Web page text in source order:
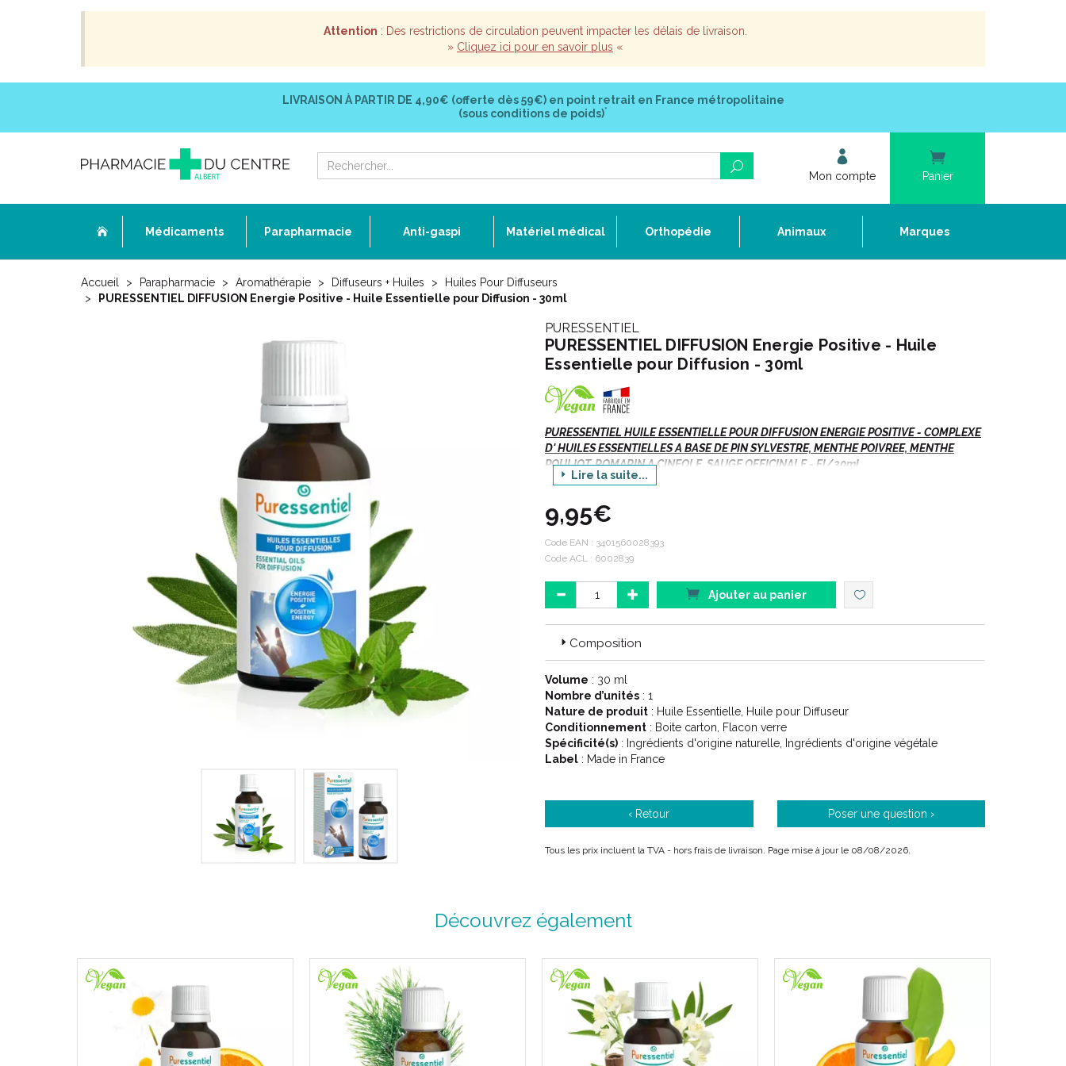
Attention : Des restrictions de circulation peuvent impacter les délais de livraison.
» Cliquez ici pour en savoir plus «
LIVRAISON À PARTIR DE 4,90€ (offerte dès 59€) en point retrait en France métropolitaine
(sous conditions de poids)*
Mon compte Panier
Médicaments Parapharmacie Anti-gaspi Matériel médical Orthopédie Animaux Marques
Accueil Parapharmacie Aromathérapie Diffuseurs + Huiles
Huiles Pour Diffuseurs
PURESSENTIEL DIFFUSION Energie Positive - Huile Essentielle pour Diffusion - 30ml
PURESSENTIEL
PURESSENTIEL DIFFUSION Energie Positive - Huile
Essentielle pour Diffusion - 30ml
PURESSENTIEL HUILE ESSENTIELLE POUR DIFFUSION ENERGIE POSITIVE - COMPLEXE
D' HUILES ESSENTIELLES A BASE DE PIN SYLVESTRE, MENTHE POIVREE, MENTHE
POULIOT, ROMARIN A CINEOLE, SAUGE OFFICINALE - Fl/30ml
Botaniquement et Biochimiquement Définie) :
100% PURES.
100% NATURELLES.
Description :
Complexe d' huiles essentielles pour diffusion à base de 5 Huiles essentielles (Pin
Sylvestre, Menthe poivrée, Menthe pouliot, Romarin à cinéole, Sauge officinale) aux
vertus tonifiantes et ressourçantes, pour retrouver verticalité et recentrage, puiser
une énergie nouvelle et positive et accéder à l’harmonie parfaite corps / esprit.
Made in France.
Important, une huile essentielle ne doit jamais être brûlée ou chauffée trop
Précautions d' emploi :
Usage atmosphérique.
Les huiles essentielles sont des concentrés naturels très puissants, il est
recommandé de suivre attentivement pour chacune d’ entre elles, son usage
conseillé et de suivre l’ avis d’ un professionnel de santé.
Ne pas utiliser chez un enfant de moins de 3 ans.
Ne pas utiliser chez les femmes enceintes (surtout les 3 premiers mois de la
Lire la suite...
9,95€
Code EAN : 3401560028393
Code ACL : 6002839
Ajouter au panier
Composition
Volume : 30 ml
Nombre d’unités : 1
Nature de produit : Huile Essentielle, Huile pour Diffuseur
Conditionnement : Boite carton, Flacon verre
Spécificité(s) : Ingrédients d'origine naturelle, Ingrédients d'origine végétale
Label : Made in France
‹ Retour Poser une question ›
Tous les prix incluent la TVA - hors frais de livraison. Page mise à jour le 08/08/2026.
Découvrez également